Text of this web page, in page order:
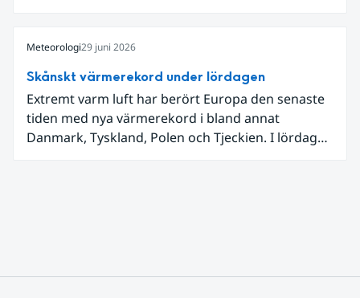
Meteorologi29 juni 2026
Skånskt värmerekord under lördagen
Extremt varm luft har berört Europa den senaste
tiden med nya värmerekord i bland annat
Danmark, Tyskland, Polen och Tjeckien. I lördags